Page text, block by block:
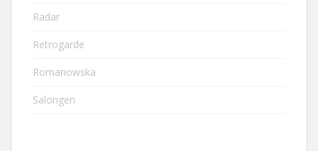
Radar
Retrogarde
Romanowska
Salongen